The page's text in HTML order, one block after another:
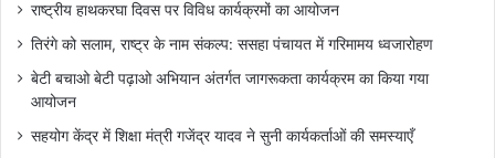
राष्ट्रीय हाथकरघा दिवस पर विविध कार्यक्रमों का आयोजन
तिरंगे को सलाम, राष्ट्र के नाम संकल्प: ससहा पंचायत में गरिमामय ध्वजारोहण
बेटी बचाओ बेटी पढ़ाओ अभियान अंतर्गत जागरूकता कार्यक्रम का किया गया
आयोजन
सहयोग केंद्र में शिक्षा मंत्री गजेंद्र यादव ने सुनी कार्यकर्ताओं की समस्याएँ